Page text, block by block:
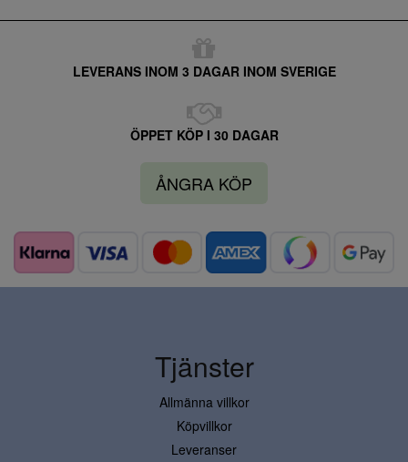
LEVERANS INOM 3 DAGAR INOM SVERIGE
ÖPPET KÖP I 30 DAGAR
ÅNGRA KÖP
Tjänster
Allmänna villkor
Köpvillkor
Leveranser